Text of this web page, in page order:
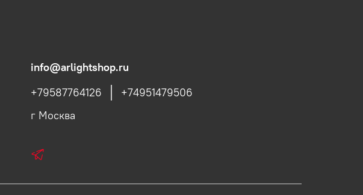
info@arlightshop.ru
+79587764126
+74951479506
г Москва